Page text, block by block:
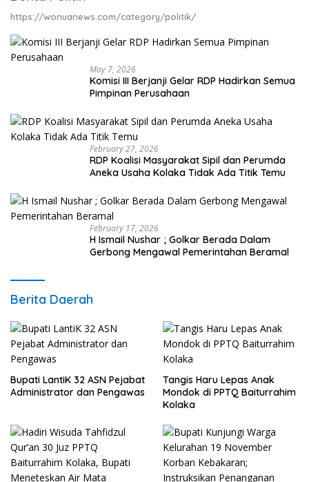
https://wonuanews.com/category/politik/
May 7, 2026
Komisi III Berjanji Gelar RDP Hadirkan Semua
Pimpinan Perusahaan
February 27, 2026
RDP Koalisi Masyarakat Sipil dan Perumda
Aneka Usaha Kolaka Tidak Ada Titik Temu
February 17, 2026
H Ismail Nushar ; Golkar Berada Dalam
Gerbong Mengawal Pemerintahan Beramal
Berita Daerah
Bupati LantiK 32 ASN Pejabat
Administrator dan Pengawas
Tangis Haru Lepas Anak
Mondok di PPTQ Baiturrahim
Kolaka